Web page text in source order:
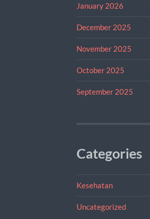
January 2026
December 2025
November 2025
October 2025
September 2025
Categories
Kesehatan
Uncategorized